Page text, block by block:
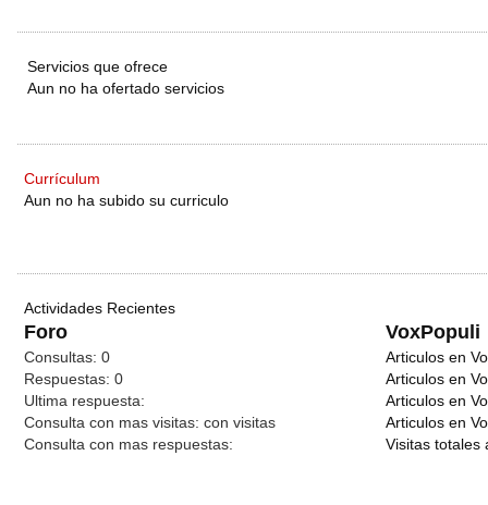
Servicios que ofrece
Aun no ha ofertado servicios
Currículum
Aun no ha subido su curriculo
Actividades Recientes
Foro VoxPopuli
Consultas: 0
Respuestas: 0
Ultima respuesta:
Consulta con mas visitas: con visitas
Consulta con mas respuestas:
Articulos en
Articulos en
Articulos en
Articulos en
Visitas totales